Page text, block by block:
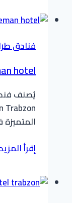
فنادق
hotel
إقرأ